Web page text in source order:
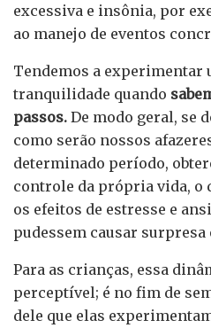
excessiva e insônia, por
ao manejo de eventos
Tendemos a experimentar
tranquilidade quando
passos. De modo geral, se
como serão nossos
determinado período,
controle da própria vida, o
os efeitos de estresse e
pudessem causar surpresa
Para as crianças, essa
perceptível; é no fim de
dele que elas